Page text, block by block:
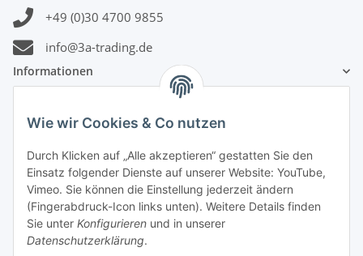
Wie wir Cookies & Co nutzen
Durch Klicken auf „Alle akzeptieren“ gestatten Sie den
Einsatz folgender Dienste auf unserer Website: YouTube,
Vimeo. Sie können die Einstellung jederzeit ändern
(Fingerabdruck-Icon links unten). Weitere Details finden
Sie unter Konfigurieren und in unserer
Datenschutzerklärung.
+49 (0)30 4700 9855
info@3a-trading.de
Informationen
Gesetzliche Informationen
Zahlungsinformationen